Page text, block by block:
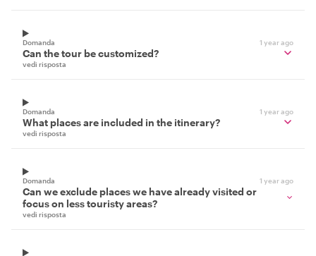
Domanda 1 year ago
Can the tour be customized?
vedi risposta
Domanda 1 year ago
What places are included in the itinerary?
vedi risposta
Domanda 1 year ago
Can we exclude places we have already visited or
focus on less touristy areas?
vedi risposta